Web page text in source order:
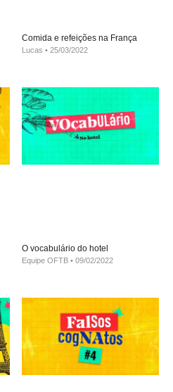
Comida e refeições na França
Lucas 25/03/2022
O vocabulário do hotel
Equipe OFTB 09/02/2022